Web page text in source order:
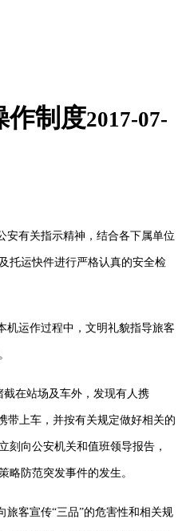
作制度2017-07-
安有关指示精神，结合各下属单位
托运快件进行严格认真的安全检
机运作过程中，文明礼貌指导旅客
截在站场及车外，发现有人携
带上车，并按有关规定做好相关的
刻向公安机关和值班领导报告，
略防范突发事件的发生。
旅客宣传“三品”的危害性和相关规